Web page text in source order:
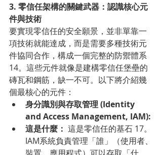
3. 零信任架構的關鍵武器：認識核心元
件與技術
要實現零信任的安全願景，並非單靠一
項技術就能達成，而是需要多種技術元
件協同合作，構成一個完整的防禦體系
14。這些元件就像是建構零信任堡壘的
磚瓦和鋼筋，缺一不可。以下將介紹幾
個最核心的元件：
身分識別與存取管理 (Identity
and Access Management, IAM):
這是什麼： 這是零信任的基石 17。
IAM系統負責管理「誰」（使用者、